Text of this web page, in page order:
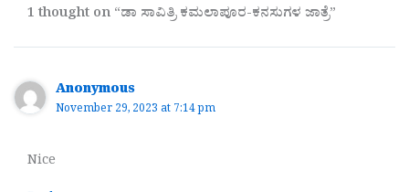
1 thought on “ಡಾ ಸಾವಿತ್ರಿ ಕಮಲಾಪೂರ-ಕನಸುಗಳ ಜಾತ್ರೆ”
Anonymous
November 29, 2023 at 7:14 pm
Nice